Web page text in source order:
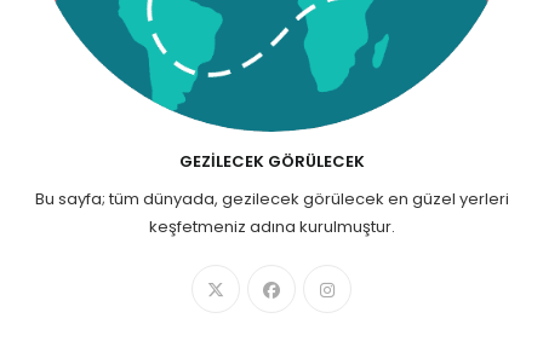
GEZILECEK GÖRÜLECEK
Bu sayfa; tüm dünyada, gezilecek görülecek en güzel yerleri
keşfetmeniz adına kurulmuştur.